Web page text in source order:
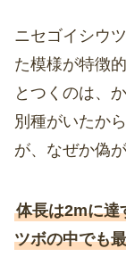
ニセゴイシウ
た模様が特徴
とつくのは、
別種がいたか
が、なぜか偽
体長は2mに達
ツボの中でも